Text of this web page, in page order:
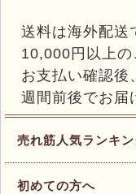
送料は海外配送
10,000円以上の
お支払い確認後
週間前後でお届
売れ筋人気ランキ
初めての方へ